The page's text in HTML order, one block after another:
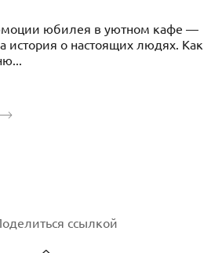
юбилея в уютном кафе —
история о настоящих людях. Как
ссылкой